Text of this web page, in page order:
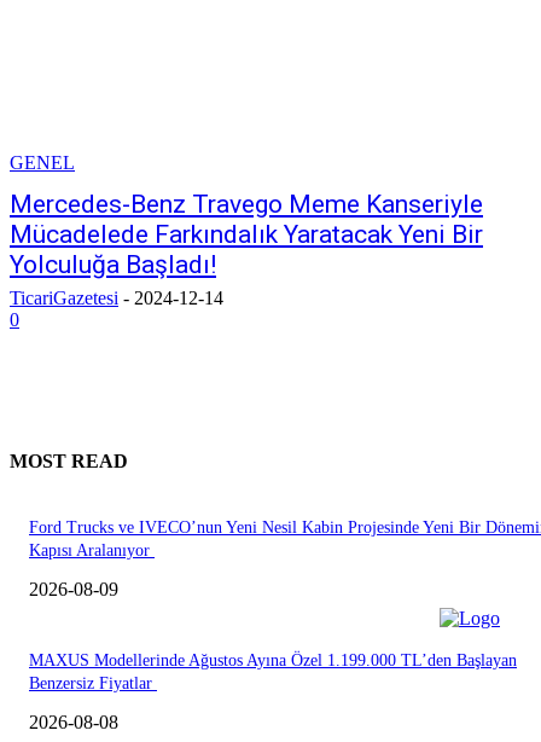
GENEL
Mercedes-Benz Travego Meme Kanseriyle
Mücadelede Farkındalık Yaratacak Yeni Bir
Yolculuğa Başladı!
TicariGazetesi - 2024-12-14
0
MOST READ
Ford Trucks ve IVECO’nun Yeni Nesil Kabin Projesinde Yeni Bir
Kapısı Aralanıyor
2026-08-09
MAXUS Modellerinde Ağustos Ayına Özel 1.199.000 TL’den Başlayan
Benzersiz Fiyatlar
2026-08-08